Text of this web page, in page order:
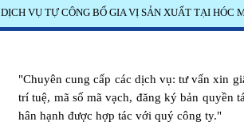
DỊCH VỤ TỰ CÔNG BỐ GIA VỊ SẢN XUẤT TẠI HÓC
Quy định công bố sữa chua nguyên kem
"Chuyên cung cấp các dịch vụ: tư vấn xin
trí tuệ, mã số mã vạch, đăng ký bản quyền
hân hạnh được hợp tác với quý công ty."